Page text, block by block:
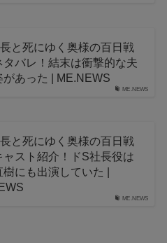
ME.NEWS
長と死にゆく奥様の百日戦
タバレ！結末は衝撃的な夫
があった | ME.NEWS
ME.NEWS
長と死にゆく奥様の百日戦
ャスト紹介！ドS社長役は
樹にも出演していた |